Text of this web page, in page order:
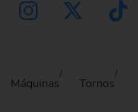
Máquinas
Tornos